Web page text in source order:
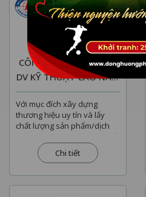
CÔNG TY CỔ PHẦN TM
DV KỸ THUẬT CAO NAM
PHÁT
Với mục đích xây dựng
thương hiệu uy tín và lấy
chất lượng sản phẩm/dịch
vụ làm trung tâm. Trong suốt
quá trình... Chi tiết